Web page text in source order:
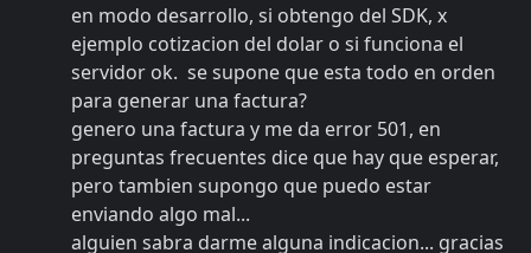
en modo desarrollo, si obtengo del SDK, x
ejemplo cotizacion del dolar o si funciona el
servidor ok.  se supone que esta todo en orden
para generar una factura?
genero una factura y me da error 501, en
preguntas frecuentes dice que hay que esperar,
pero tambien supongo que puedo estar
enviando algo mal...
alguien sabra darme alguna indicacion... gracias